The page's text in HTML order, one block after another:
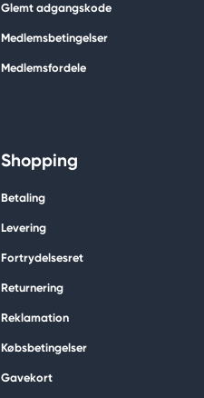
Glemt adgangskode
Medlemsbetingelser
Medlemsfordele
Shopping
Betaling
Levering
Fortrydelsesret
Returnering
Reklamation
Købsbetingelser
Gavekort